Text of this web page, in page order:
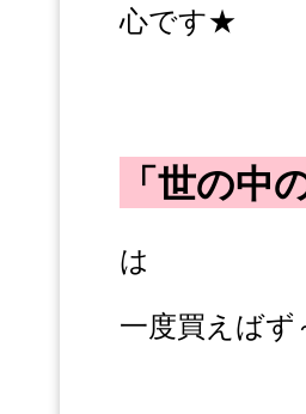
心です★
「世の
は
一度買えば